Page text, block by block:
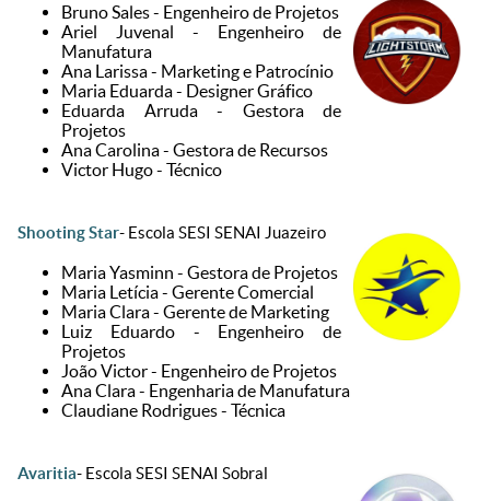
Bruno Sales - Engenheiro de Projetos
Ariel Juvenal - Engenheiro de
Manufatura
Ana Larissa - Marketing e Patrocínio
Maria Eduarda - Designer Gráfico
Eduarda Arruda - Gestora de
Projetos
Ana Carolina - Gestora de Recursos
Victor Hugo - Técnico
Shooting Star- Escola SESI SENAI Juazeiro
Maria Yasminn - Gestora de Projetos
Maria Letícia - Gerente Comercial
Maria Clara - Gerente de Marketing
Luiz Eduardo - Engenheiro de
Projetos
João Victor - Engenheiro de Projetos
Ana Clara - Engenharia de Manufatura
Claudiane Rodrigues - Técnica
Avaritia- Escola SESI SENAI Sobral